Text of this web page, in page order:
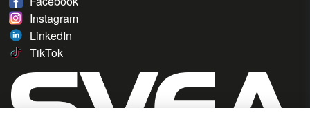
Instagram
LinkedIn
TikTok